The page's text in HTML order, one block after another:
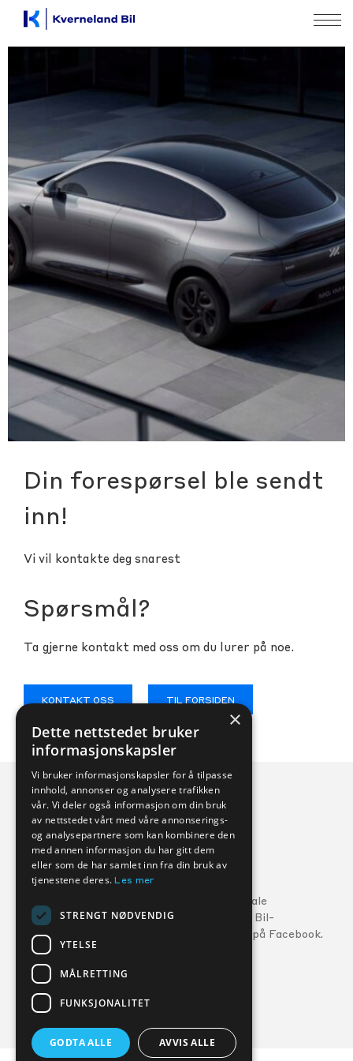
Din forespørsel ble sendt
inn!
Vi vil kontakte deg snarest
Spørsmål?
Ta gjerne kontakt med oss om du lurer på noe.
KONTAKT OSS TIL FORSIDEN
Veihjelp:
MG: 22 22 27 15
Volvo: 800 30 060
Følg din lokale
Kverneland Bil-
forhandler på Facebook.
FORHANDLERE
×
Dette nettstedet bruker
informasjonskapsler
Vi bruker informasjonskapsler for å tilpasse
innhold, annonser og analysere trafikken
vår. Vi deler også informasjon om din bruk
av nettstedet vårt med våre annonserings-
og analysepartnere som kan kombinere den
med annen informasjon du har gitt dem
eller som de har samlet inn fra din bruk av
tjenestene deres.Les mer
STRENGT NØDVENDIG
YTELSE
MÅLRETTING
FUNKSJONALITET
GODTA ALLE AVVIS ALLE